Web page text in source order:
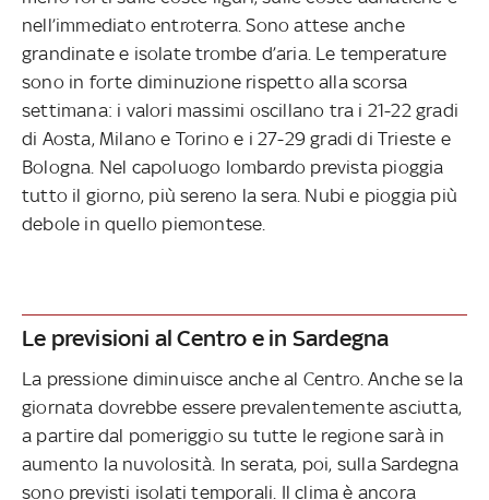
nell’immediato entroterra. Sono attese anche
grandinate e isolate trombe d’aria. Le temperature
sono in forte diminuzione rispetto alla scorsa
settimana: i valori massimi oscillano tra i 21-22 gradi
di Aosta, Milano e Torino e i 27-29 gradi di Trieste e
Bologna. Nel capoluogo lombardo prevista pioggia
tutto il giorno, più sereno la sera. Nubi e pioggia più
debole in quello piemontese.
Le previsioni al Centro e in Sardegna
La pressione diminuisce anche al Centro. Anche se la
giornata dovrebbe essere prevalentemente asciutta,
a partire dal pomeriggio su tutte le regione sarà in
aumento la nuvolosità. In serata, poi, sulla Sardegna
sono previsti isolati temporali. Il clima è ancora